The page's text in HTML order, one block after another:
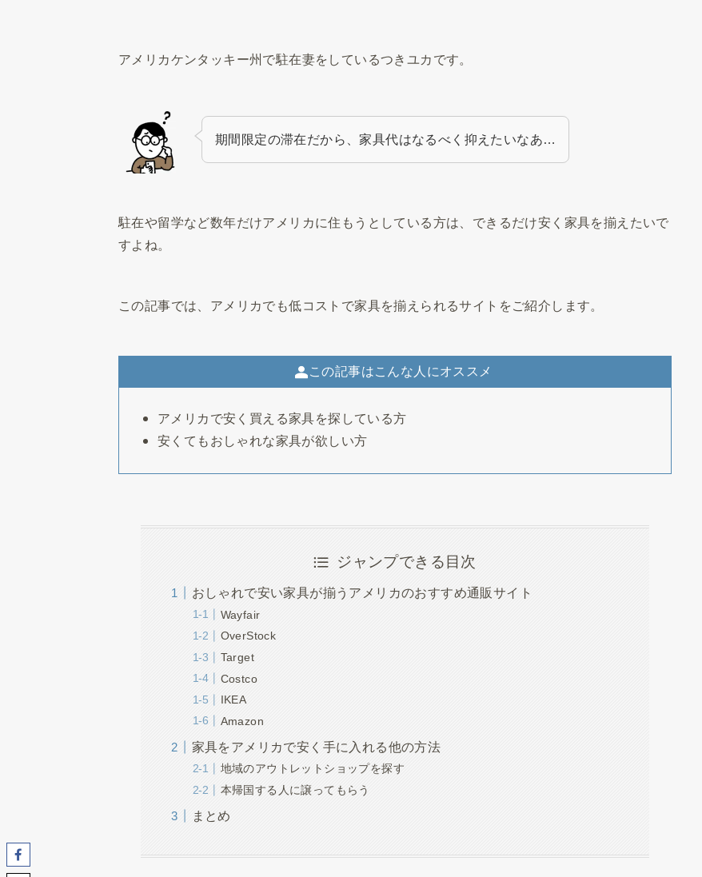
アメリカケンタッキー州で駐在妻をしているつきユカです。
期間限定の滞在だから、家具代はなるべく抑えたいなあ…
駐在や留学など数年だけアメリカに住もうとしている方は、できるだけ安く家具を揃えたいで
すよね。
この記事では、アメリカでも低コストで家具を揃えられるサイトをご紹介します。
この記事はこんな人にオススメ
アメリカで安く買える家具を探している方
安くてもおしゃれな家具が欲しい方
ジャンプできる目次
おしゃれで安い家具が揃うアメリカのおすすめ通販サイト
Wayfair
OverStock
Target
Costco
IKEA
Amazon
家具をアメリカで安く手に入れる他の方法
地域のアウトレットショップを探す
本帰国する人に譲ってもらう
まとめ